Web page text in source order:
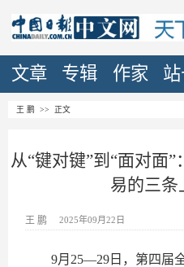
文章 专辑 作家
王 鹏 >> 正文
从“键对键”到“面对面
易的三条
王 鹏 2025年09月22日
9月25—29日，第四届